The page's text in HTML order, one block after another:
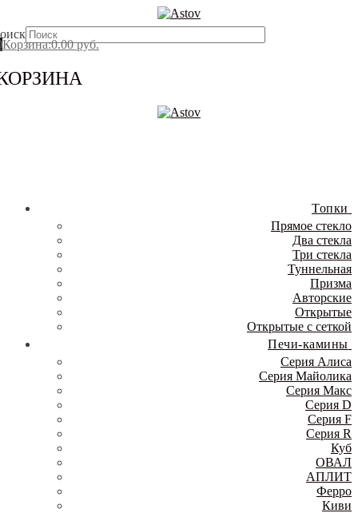
содержимому
Корзина:0.00руб.
Топки
Прямое стекло
Два стекла
Три стекла
Туннельная
Призма
Авторские
Открытые
Открытые с сеткой
Печи-камины
Серия Алиса
Серия Майолика
Серия Макс
Серия D
Серия F
Серия R
Куб
ОВАЛ
АПЛИТ
Ферро
Киви